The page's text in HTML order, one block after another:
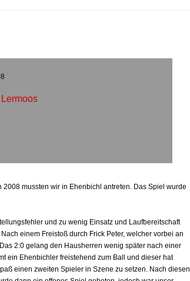
mussten wir in Ehenbichl antreten. Das Spiel wurde
und zu wenig Einsatz und Laufbereitschaft
einem Freistoß durch Frick Peter, welcher vorbei an
2:0 gelang den Hausherren wenig später nach einer
ein Ehenbichler freistehend zum Ball und dieser hat
einen zweiten Spieler in Szene zu setzen. Nach diesen